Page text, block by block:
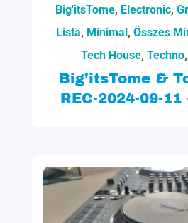
Big'itsTome, Electronic,
Lista, Minimal,Összes
Tech House,Techno
Big’itsTome &
REC-2024-09-